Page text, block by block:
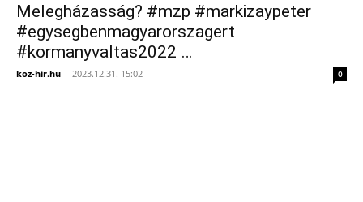
Melegházasság? #mzp #markizaypeter
#egysegbenmagyarorszagert
#kormanyvaltas2022 …
koz-hir.hu - 2023.12.31. 15:02 0